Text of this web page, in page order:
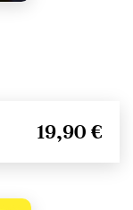
19,90 €